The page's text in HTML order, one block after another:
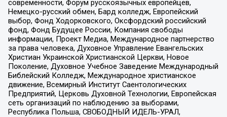
современности, Форум русскоязычных европейцев,
Немецко-русский обмен, Бард колледж, Европейский
выбор, Фонд Ходорковского, Оксфордский российский
фонд, Фонд Будущее России, Компания свободы
информации, Проект Медиа, Международное партнерство
за права человека, Духовное Управление Евангельских
Христиан Украинской Христианской Церкви, Новое
Поколение, Духовное Учебное Заведение Международный
Библейский Колледж, Международное христианское
движение, Всемирный Институт Саентологических
Предприятий, Церковь Духовной Технологии, Европейская
сеть организаций по наблюдению за выборами,
Республика Польша, СВОБОДНЫЙ ИДЕЛЬ-УРАЛ,